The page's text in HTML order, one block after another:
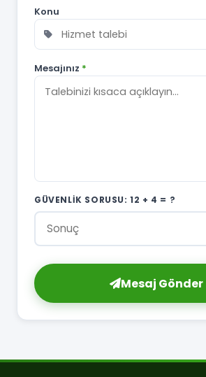
Konu
Mesajınız *
GÜVENLIK SORUSU:12 + 4 = ?
Mesaj Gönder